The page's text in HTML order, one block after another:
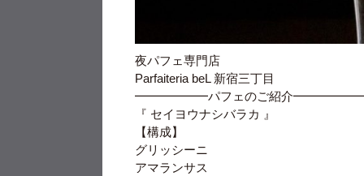
夜パフェ専門店
Parfaiteria beL 新宿三丁目
━━━━━━パフェのご紹介
『 セイヨウナシバラカ 』
【構成】
グリッシーニ
アマランサス